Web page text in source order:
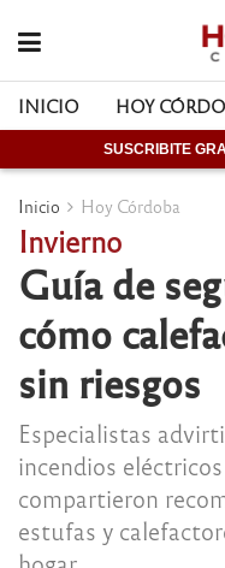
INICIO HOY
SUSCRIBITE
Inicio Hoy Córdoba
Invierno
Guía de
cómo
sin riesgos
Especialistas
incendios
compartieron
estufas y